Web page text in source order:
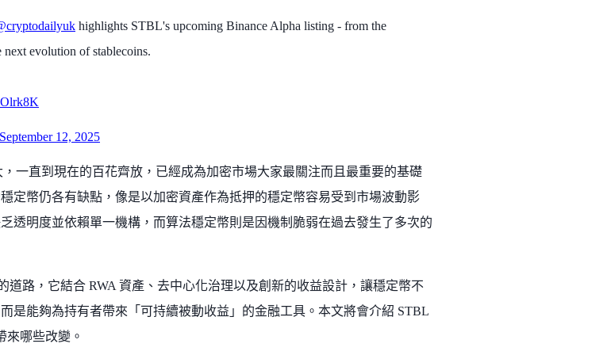
highlights STBL's upcoming Binance Alpha listing - from the
evolution of stablecoins.
September 12, 2025
一直到現在的百花齊放，已經成為加密市場大家最關注而且最重要的基礎
定幣仍各有缺點，像是以加密資產作為抵押的穩定幣容易受到市場波動影
透明度並依賴單一機構，而算法穩定幣則是因機制脆弱在過去發生了多次的
道路，它結合 RWA 資產、去中心化治理以及創新的收益設計，讓穩定幣不
是能夠為持有者帶來「可持續被動收益」的金融工具。本文將會介紹 STBL
來哪些改變。